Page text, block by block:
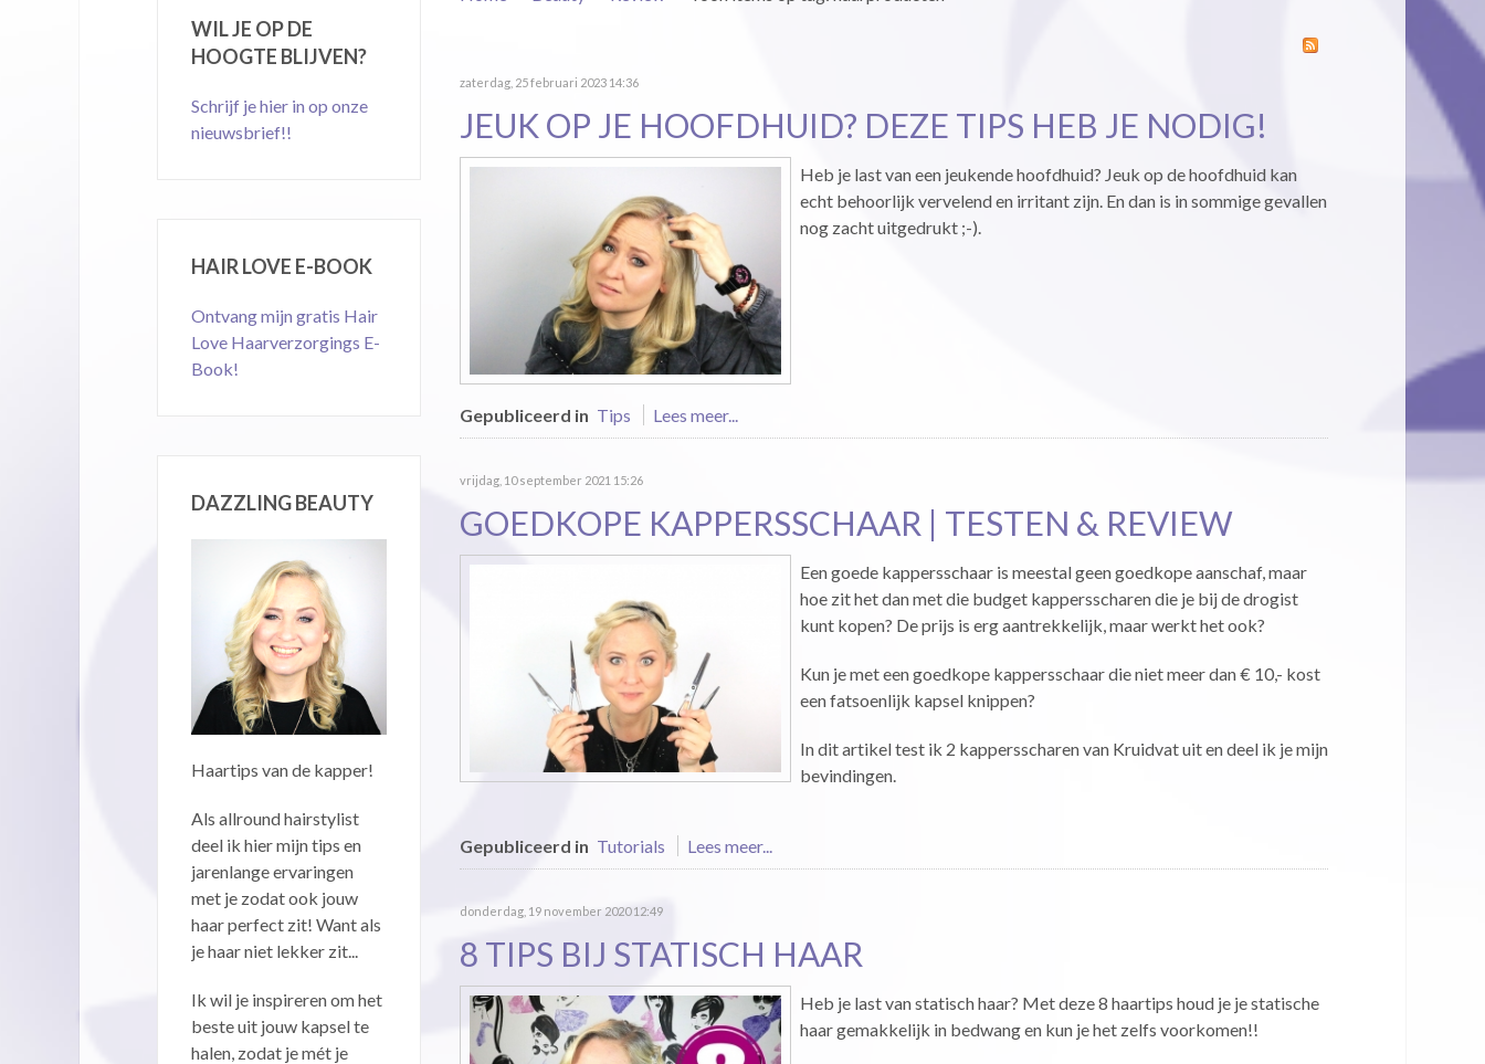
zaterdag, 25 februari 2023 14:36
JEUK OP JE HOOFDHUID? DEZE TIPS HEB JE NODIG!
Heb je last van een jeukende hoofdhuid? Jeuk op de hoofdhuid kan
echt behoorlijk vervelend en irritant zijn. En dan is in sommige gevallen
nog zacht uitgedrukt ;-).
Gepubliceerd in Tips Lees meer...
vrijdag, 10 september 2021 15:26
GOEDKOPE KAPPERSSCHAAR | TESTEN & REVIEW
Een goede kappersschaar is meestal geen goedkope aanschaf, maar
hoe zit het dan met die budget kappersscharen die je bij de drogist
kunt kopen? De prijs is erg aantrekkelijk, maar werkt het ook?
Kun je met een goedkope kappersschaar die niet meer dan € 10,- kost
een fatsoenlijk kapsel knippen?
In dit artikel test ik 2 kappersscharen van Kruidvat uit en deel ik je mijn
bevindingen.
Gepubliceerd in Tutorials Lees meer...
donderdag, 19 november 2020 12:49
8 TIPS BIJ STATISCH HAAR
Heb je last van statisch haar? Met deze 8 haartips houd je je statische
haar gemakkelijk in bedwang en kun je het zelfs voorkomen!!
WIL JE OP DE
HOOGTE BLIJVEN?
Schrijf je hier in op onze
nieuwsbrief!!
HAIR LOVE E-BOOK
Ontvang mijn gratis Hair
Love Haarverzorgings E-
Book!
DAZZLING BEAUTY
Haartips van de kapper!
Als allround hairstylist
deel ik hier mijn tips en
jarenlange ervaringen
met je zodat ook jouw
haar perfect zit! Want als
je haar niet lekker zit...
Ik wil je inspireren om het
beste uit jouw kapsel te
halen, zodat je mét je